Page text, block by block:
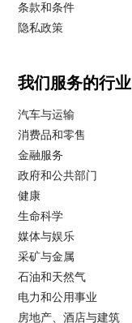
条款和条件
隐私政策
我们服务的行业
汽车与运输
消费品和零售
金融服务
政府和公共部门
健康
生命科学
媒体与娱乐
采矿与金属
石油和天然气
电力和公用事业
房地产、酒店与建筑